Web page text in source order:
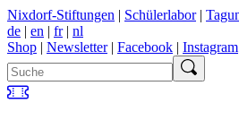
Nixdorf-Stiftungen | Schülerlabor|
de | en | fr| nl
Shop | Newsletter| Facebook | Instagram